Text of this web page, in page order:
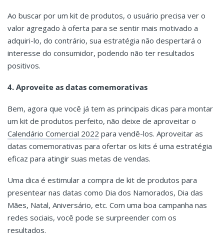
Ao buscar por um kit de produtos, o usuário precisa ver o
valor agregado à oferta para se sentir mais motivado a
adquiri-lo, do contrário, sua estratégia não despertará o
interesse do consumidor, podendo não ter resultados
positivos.
4. Aproveite as datas comemorativas
Bem, agora que você já tem as principais dicas para montar
um kit de produtos perfeito, não deixe de aproveitar o
Calendário Comercial 2022 para vendê-los. Aproveitar as
datas comemorativas para ofertar os kits é uma estratégia
eficaz para atingir suas metas de vendas.
Uma dica é estimular a compra de kit de produtos para
presentear nas datas como Dia dos Namorados, Dia das
Mães, Natal, Aniversário, etc. Com uma boa campanha nas
redes sociais, você pode se surpreender com os
resultados.